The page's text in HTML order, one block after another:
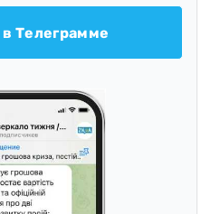
Телеграмме